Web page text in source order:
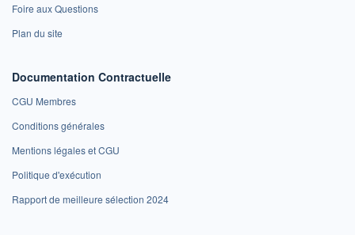
Foire aux Questions
Plan du site
Documentation Contractuelle
CGU Membres
Conditions générales
Mentions légales et CGU
Politique d'exécution
Rapport de meilleure sélection 2024